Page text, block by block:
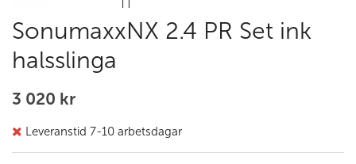
SonumaxxNX 2.4 PR Set ink
halsslinga
3 020 kr
Leveranstid 7-10 arbetsdagar